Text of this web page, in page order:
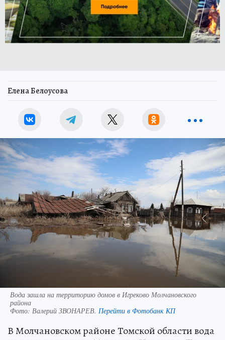
Елена Белоусова
Вода зашла на территорию домов в Игреково Молчановского
района
Фото: Валерий ЗВОНАРЕВ. Перейти в Фотобанк КП
В Молчановском районе Томской области вода